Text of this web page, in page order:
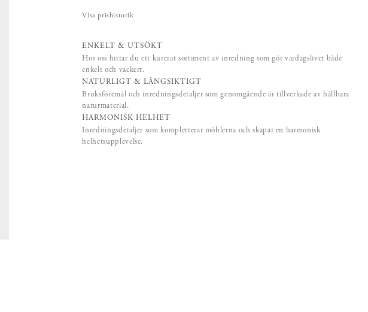
Visa prishistorik
ENKELT & UTSÖKT
Hos oss hittar du ett kurerat sortiment av inredning som gör vardagslivet både
enkelt och vackert.
NATURLIGT & LÅNGSIKTIGT
Bruksföremål och inredningsdetaljer som genomgående är tillverkade av hållbara
naturmaterial.
HARMONISK HELHET
Inredningsdetaljer som kompletterar möblerna och skapar en harmonisk
helhetsupplevelse.